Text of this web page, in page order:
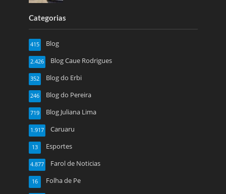
Categorias
Blog
415
Blog Caue Rodrigues
2.426
Blog do Erbi
352
Blog do Pereira
246
Blog Juliana Lima
719
Caruaru
1.917
Esportes
13
Farol de Noticias
4.877
Folha de Pe
16